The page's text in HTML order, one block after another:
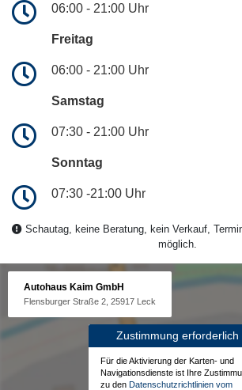
06:00 - 21:00 Uhr
Freitag
06:00 - 21:00 Uhr
Samstag
07:30 - 21:00 Uhr
Sonntag
07:30 -21:00 Uhr
Schautag, keine Beratung, kein Verkauf,
möglich.
Autohaus Kaim GmbH
Flensburger Straße 2, 25917 Leck
Zustimmung erforderlich
Für die Aktivierung der Karten- und
Navigationsdienste ist Ihre
zu den Datenschutzrichtlinien vom